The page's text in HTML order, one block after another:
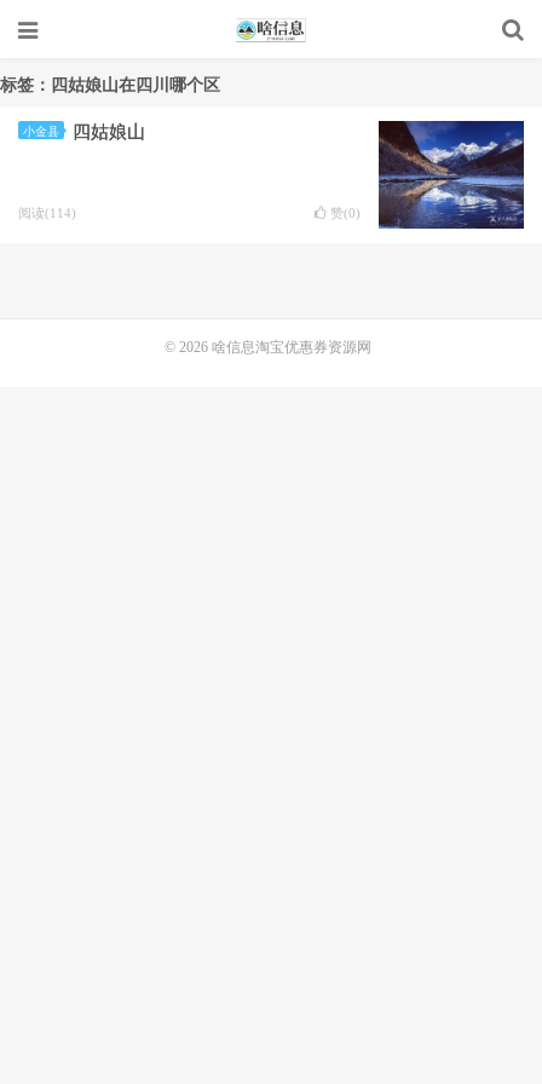
标签：四姑娘山在四川哪个区
小金县 四姑娘山
阅读(114) 赞(0)
© 2026 啥信息淘宝优惠券资源网